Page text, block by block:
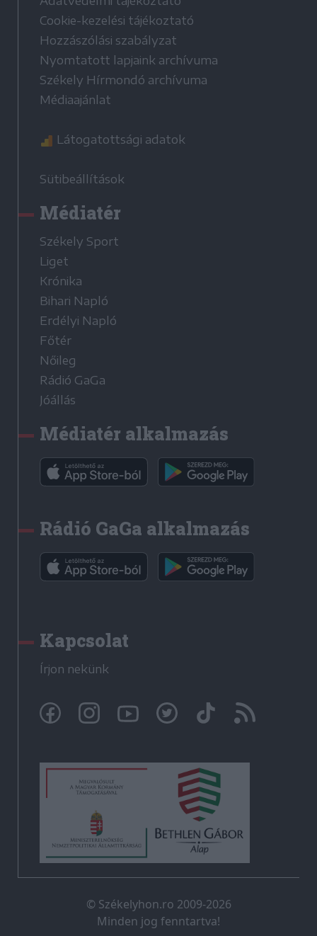
Cookie-kezelési tájékoztató
Hozzászólási szabályzat
Nyomtatott lapjaink archívuma
Székely Hírmondó archívuma
Médiaajánlat
Látogatottsági adatok
Sütibeállítások
Médiatér
Székely Sport
Liget
Krónika
Bihari Napló
Erdélyi Napló
Főtér
Nőileg
Rádió GaGa
Jóállás
Médiatér alkalmazás
Rádió GaGa alkalmazás
Kapcsolat
Írjon nekünk
© Székelyhon.ro 2009-2026
Minden jog fenntartva!